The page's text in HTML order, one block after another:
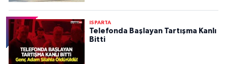
ISPARTA
Telefonda Başlayan Tartışma Kanlı
Bitti